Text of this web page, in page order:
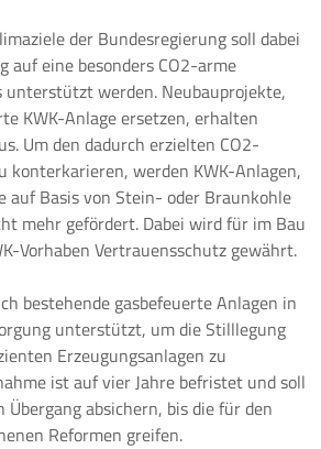
der Bundesregierung soll dabei
auf eine besonders CO2-arme
unterstützt werden. Neubauprojekte,
KWK-Anlage ersetzen, erhalten
Um den dadurch erzielten CO2-
konterkarieren, werden KWK-Anlagen,
auf Basis von Stein- oder Braunkohle
mehr gefördert. Dabei wird für im Bau
Vorhaben Vertrauensschutz gewährt.
bestehende gasbefeuerte Anlagen in
unterstützt, um die Stilllegung
Erzeugungsanlagen zu
ist auf vier Jahre befristet und soll
Übergang absichern, bis die für den
Reformen greifen.